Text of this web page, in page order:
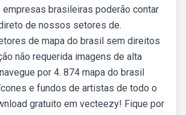
empresas brasileiras poderão contar
de nossos setores de.
de mapa do brasil sem direitos
não requerida imagens de alta
por 4. 874 mapa do brasil
e fundos de artistas de todo o
gratuito em vecteezy! Fique por